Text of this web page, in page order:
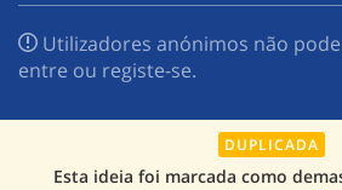
Utilizadores anónimos não
entre ou registe-se.
DUPLICADA
Esta ideia foi marcada como